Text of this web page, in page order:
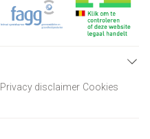
Privacy disclaimer Cookies